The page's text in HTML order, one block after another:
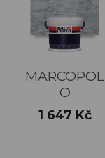
MARCOPOL
O
Cena
1 647 Kč